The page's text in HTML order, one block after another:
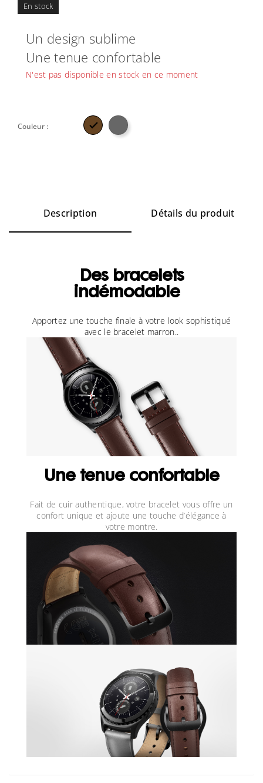
En stock
Un design sublime
Une tenue confortable
N'est pas disponible en stock en ce moment
Couleur : 
Description Détails du produit
Des bracelets
indémodable
Apportez une touche finale à votre look sophistiqué
avec le bracelet marron..
Une tenue confortable
Fait de cuir authentique, votre bracelet vous offre un
confort unique et ajoute une touche d’élégance à
votre montre